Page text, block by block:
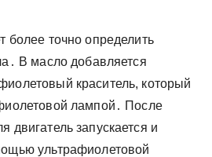
более точно определить
В масло добавляется
краситель, который
лампой․ После
двигатель запускается и
ультрафиолетовой